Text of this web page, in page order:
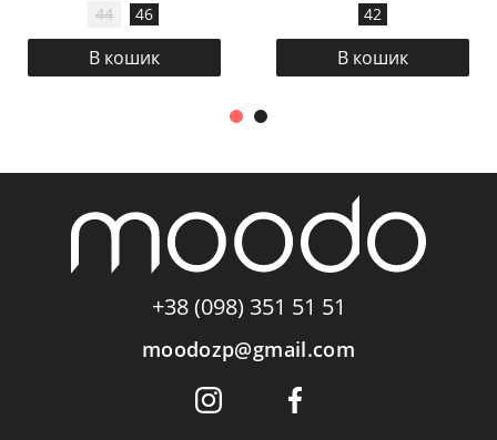
44 46
В кошик
42
В кошик
+38 (098) 351 51 51
moodozp@gmail.com